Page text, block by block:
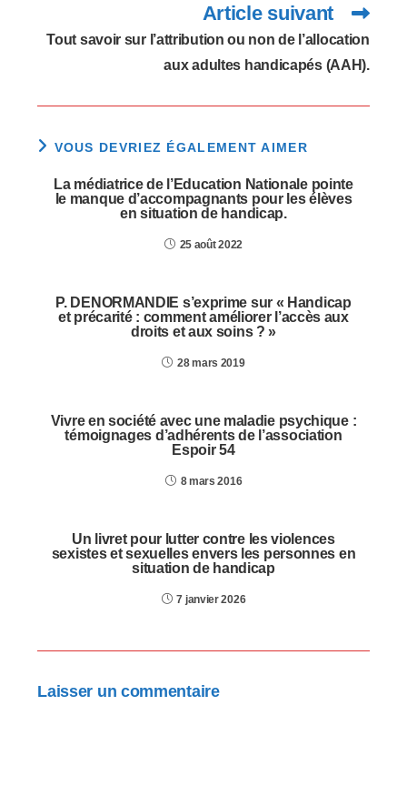
Article suivant
Tout savoir sur l’attribution ou non de l’allocation
aux adultes handicapés (AAH).
VOUS DEVRIEZ ÉGALEMENT AIMER
La médiatrice de l’Education Nationale pointe
le manque d’accompagnants pour les élèves
en situation de handicap.
25 août 2022
P. DENORMANDIE s’exprime sur « Handicap
et précarité : comment améliorer l’accès aux
droits et aux soins ? »
28 mars 2019
Vivre en société avec une maladie psychique :
témoignages d’adhérents de l’association
Espoir 54
8 mars 2016
Un livret pour lutter contre les violences
sexistes et sexuelles envers les personnes en
situation de handicap
7 janvier 2026
Laisser un commentaire